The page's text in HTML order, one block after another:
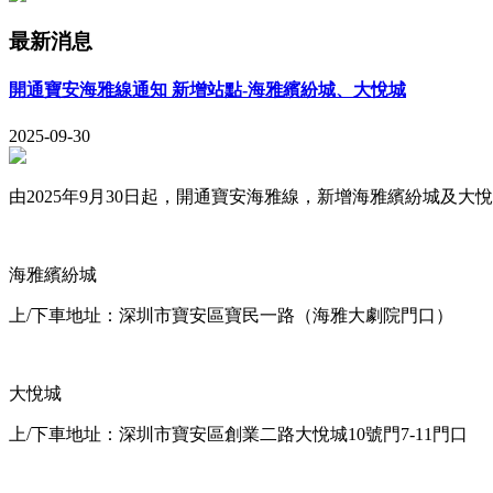
最新消息
開通寶安海雅線通知 新增站點-海雅繽紛城、大悅城
2025-09-30
由2025年9月30日起，開通寶安海雅線，新增海雅繽紛城及大悅
海雅繽紛城
上/下車地址：深圳市寶安區寶民一路（海雅大劇院門口）
大悅城
上/下車地址：深圳市寶安區創業二路大悅城10號門7-11門口